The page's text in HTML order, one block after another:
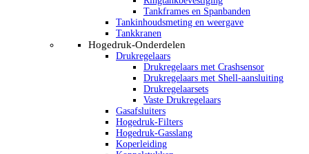
Tankframes en Spanbanden
Tankinhoudsmeting en weergave
Tankkranen
Hogedruk-Onderdelen
Drukregelaars
Drukregelaars met Crashsensor
Drukregelaars met Shell-aansluiting
Drukregelaarsets
Vaste Drukregelaars
Gasafsluiters
Hogedruk-Filters
Hogedruk-Gasslang
Koperleiding